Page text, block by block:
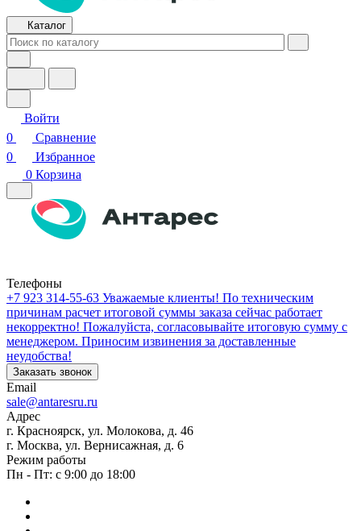
Каталог
Войти
0
Сравнение
0
Избранное
0 Корзина
Телефоны
+7 923 314-55-63 Уважаемые клиенты! По техническим
причинам расчет итоговой суммы заказа сейчас работает
некорректно! Пожалуйста, согласовывайте итоговую сумму с
менеджером. Приносим извинения за доставленные
неудобства!
Заказать звонок
Email
sale@antaresru.ru
Адрес
г. Красноярск, ул. Молокова, д. 46
г. Москва, ул. Вернисажная, д. 6
Режим работы
Пн - Пт: с 9:00 до 18:00